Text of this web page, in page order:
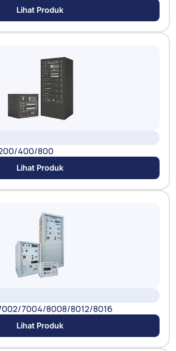
Lihat Produk
400/800
Lihat Produk
7004/8008/8012/8016
Lihat Produk